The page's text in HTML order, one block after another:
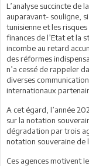
L’analyse succincte de
auparavant- souligne,
tunisienne et les
finances de l’Etat et la
incombe au retard
des réformes
n’a cessé de rappeler
diverses
internationaux
A cet égard, l’année
sur la notation
dégradation par trois
notation souveraine de
Ces agences motivent